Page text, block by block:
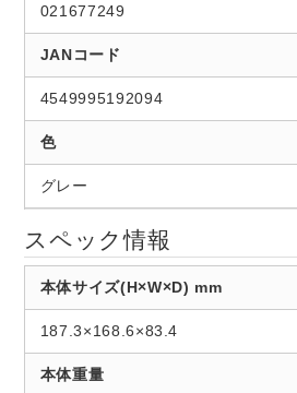
021677249
JANコード
4549995192094
色
グレー
スペック情報
本体サイズ(H×W×D) mm
187.3×168.6×83.4
本体重量